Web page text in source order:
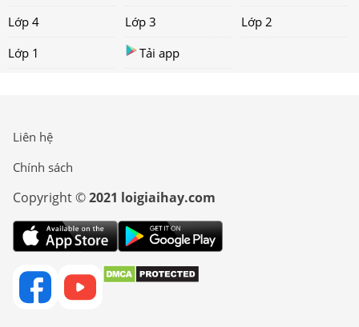
Lớp 4
Lớp 3
Lớp 2
Lớp 1
Tải app
Liên hệ
Chính sách
Copyright ©2021 loigiaihay.com